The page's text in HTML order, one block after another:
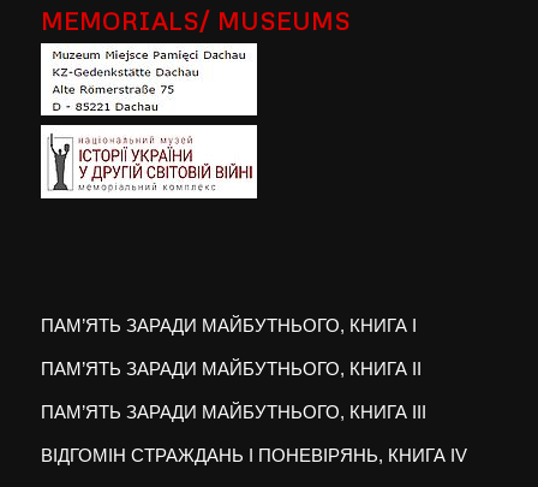
MEMORIALS/ MUSEUMS
ПАМ’ЯТЬ ЗАРАДИ МАЙБУТНЬОГО, КНИГА I
ПАМ’ЯТЬ ЗАРАДИ МАЙБУТНЬОГО, КНИГА II
ПАМ’ЯТЬ ЗАРАДИ МАЙБУТНЬОГО, КНИГА III
ВІДГОМІН СТРАЖДАНЬ І ПОНЕВІРЯНЬ, КНИГА IV